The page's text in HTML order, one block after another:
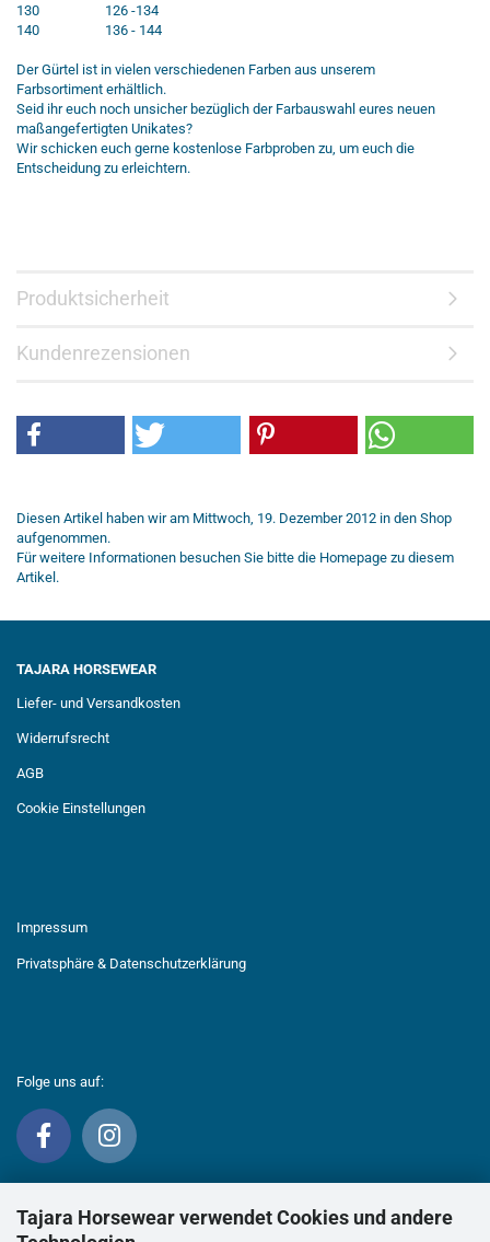
Tajara Horsewear verwendet Cookies und andere
130 126 -134
140 136 - 144
Der Gürtel ist in vielen verschiedenen Farben aus unserem
Farbsortiment erhältlich.
Seid ihr euch noch unsicher bezüglich der Farbauswahl eures neuen
maßangefertigten Unikates?
Wir schicken euch gerne kostenlose Farbproben zu, um euch die
Entscheidung zu erleichtern.
Produktsicherheit
Kundenrezensionen
Diesen Artikel haben wir am Mittwoch, 19. Dezember 2012 in den Shop
aufgenommen.
Für weitere Informationen besuchen Sie bitte die Homepage zu diesem
Artikel.
TAJARA HORSEWEAR
Liefer- und Versandkosten
Widerrufsrecht
AGB
Cookie Einstellungen
Impressum
Privatsphäre & Datenschutzerklärung
Folge uns auf: